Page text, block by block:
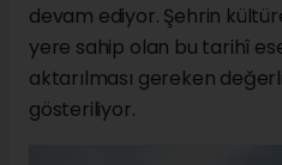
devam ediyor. Şehrin
yere sahip olan bu tarihî
aktarılması gereken
gösteriliyor.